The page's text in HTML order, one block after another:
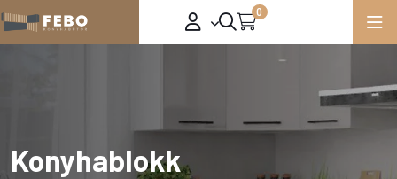
0
Konyhablokk